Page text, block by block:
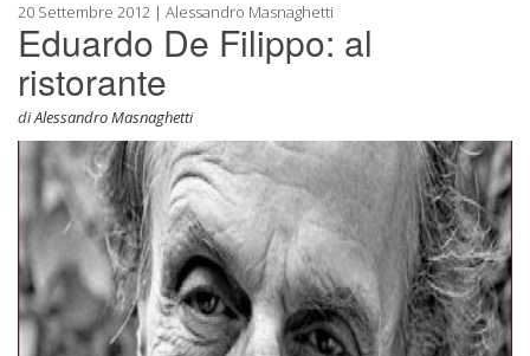
20 Settembre 2012 | Alessandro Masnaghetti
Eduardo De Filippo: al
ristorante
diAlessandro Masnaghetti